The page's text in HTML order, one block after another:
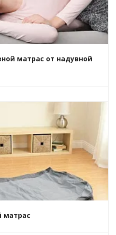
матрас от надувной
матрас